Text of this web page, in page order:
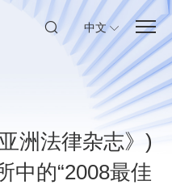
中文
洲法律杂志》)
中的“2008最佳